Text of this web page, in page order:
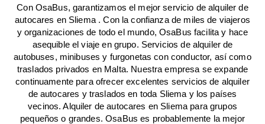
Con OsaBus, garantizamos el mejor servicio de alquiler de
autocares en Sliema . Con la confianza de miles de viajeros
y organizaciones de todo el mundo, OsaBus facilita y hace
asequible el viaje en grupo. Servicios de alquiler de
autobuses, minibuses y furgonetas con conductor, así como
traslados privados en Malta. Nuestra empresa se expande
continuamente para ofrecer excelentes servicios de alquiler
de autocares y traslados en toda Sliema y los países
vecinos. Alquiler de autocares en Sliema para grupos
pequeños o grandes. OsaBus es probablemente la mejor